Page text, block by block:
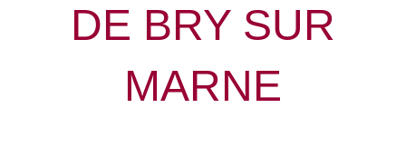
DE BRY SUR
MARNE